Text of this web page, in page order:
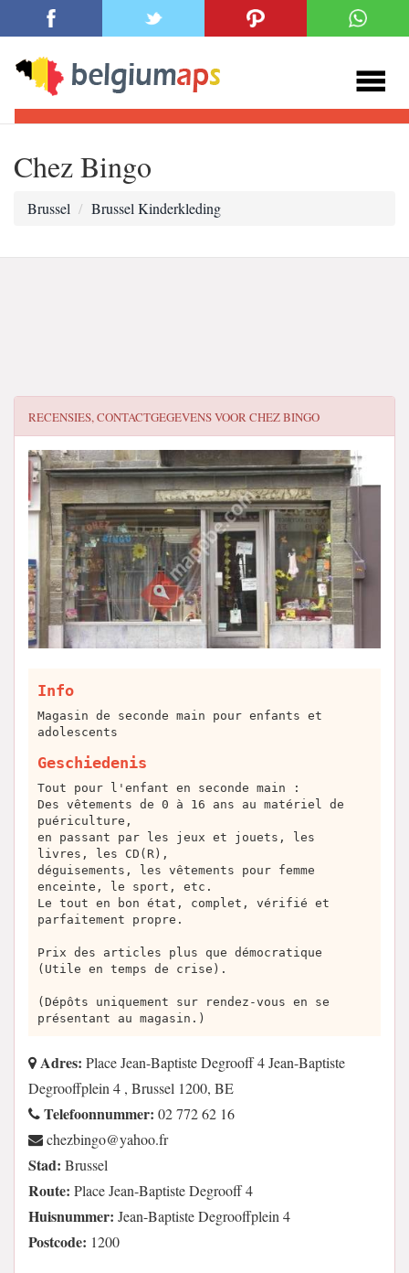
Chez Bingo
Brussel Brussel Kinderkleding
RECENSIES, CONTACTGEGEVENS VOORCHEZ BINGO
Info
Magasin de seconde main pour enfants et
adolescents
Geschiedenis
Tout pour l'enfant en seconde main :
Des vêtements de 0 à 16 ans au matériel de
puériculture,
en passant par les jeux et jouets, les
livres, les CD(R),
déguisements, les vêtements pour femme
enceinte, le sport, etc.
Le tout en bon état, complet, vérifié et
parfaitement propre.
Prix des articles plus que démocratique
(Utile en temps de crise).
(Dépôts uniquement sur rendez-vous en se
présentant au magasin.)
Adres: Place Jean-Baptiste Degrooff 4 Jean-Baptiste
Degrooffplein 4 , Brussel 1200, BE
Telefoonnummer: 02 772 62 16
rf.oohay@ognibzehc
Stad: Brussel
Route: Place Jean-Baptiste Degrooff 4
Huisnummer: Jean-Baptiste Degrooffplein 4
Postcode: 1200